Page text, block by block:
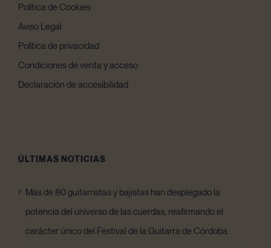
Política de Cookies
Aviso Legal
Política de privacidad
Condiciones de venta y acceso
Declaración de accesibilidad
ÚLTIMAS NOTICIAS
Más de 80 guitarristas y bajistas han desplegado la
potencia del universo de las cuerdas, reafirmando el
carácter único del Festival de la Guitarra de Córdoba